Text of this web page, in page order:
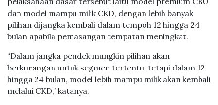
dan model mampu milik CKD, dengan lebih banyak
pilihan dijangka kembali dalam tempoh 12 hingga 24
bulan apabila pemasangan tempatan meningkat.
“Dalam jangka pendek mungkin pilihan akan
berkurangan untuk segmen tertentu, tetapi dalam 12
hingga 24 bulan, model lebih mampu milik akan kembali
melalui CKD,” katanya.